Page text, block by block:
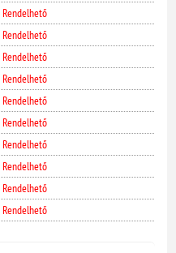
Rendelhető
Rendelhető
Rendelhető
Rendelhető
Rendelhető
Rendelhető
Rendelhető
Rendelhető
Rendelhető
Rendelhető